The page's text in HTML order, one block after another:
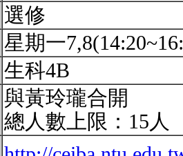
選修
星期一
生科4B
與黃玲瓏合開
總人數上限：15人